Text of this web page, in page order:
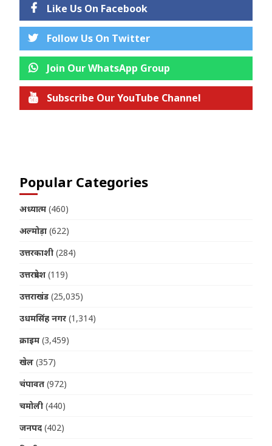
Like Us On Facebook
Follow Us On Twitter
Join Our WhatsApp Group
Subscribe Our YouTube Channel
Popular Categories
अध्यात्म (460)
अल्मोड़ा (622)
उत्तरकाशी (284)
उत्तरप्रदेश (119)
उत्तराखंड (25,035)
उधमसिंह नगर (1,314)
क्राइम (3,459)
खेल (357)
चंपावत (972)
चमोली (440)
जनपद (402)